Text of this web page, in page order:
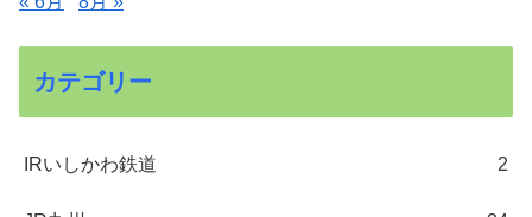
カテゴリー
IRいしかわ鉄道 2